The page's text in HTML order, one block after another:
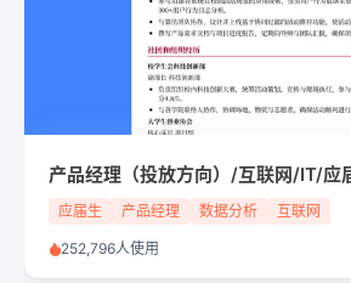
应届生 产品经理 数据分析 互联网
252,796人使用